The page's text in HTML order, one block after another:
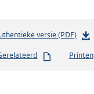
versie (PDF)b
s
Printen